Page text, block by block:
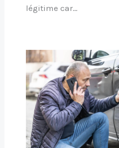
légitime car…